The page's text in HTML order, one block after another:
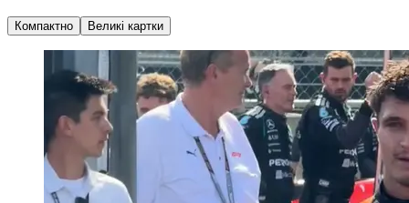
Компактно Великі картки